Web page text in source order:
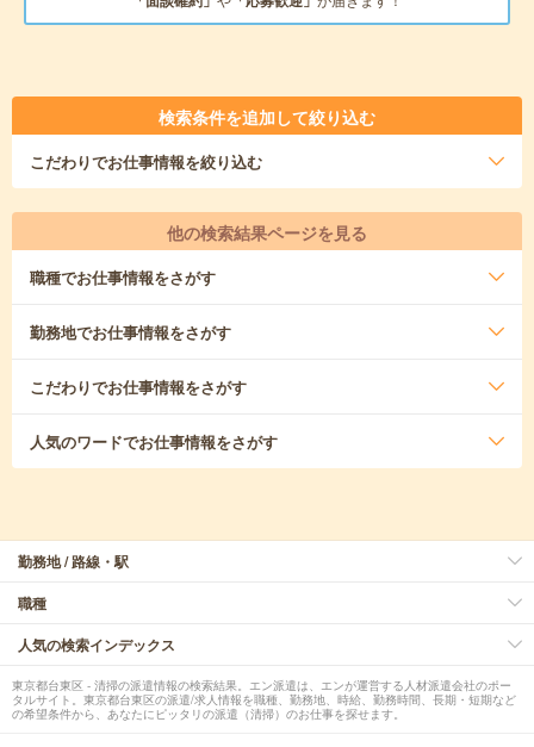
検索条件を追加して絞り込む
こだわりでお仕事情報を絞り込む
他の検索結果ページを見る
職種でお仕事情報をさがす
勤務地でお仕事情報をさがす
こだわりでお仕事情報をさがす
人気のワードでお仕事情報をさがす
勤務地 / 路線・駅
職種
人気の検索インデックス
東京都台東区 - 清掃の派遣情報の検索結果。エン派遣は、エンが運営する人材派遣会社のポー
タルサイト。東京都台東区の派遣/求人情報を職種、勤務地、時給、勤務時間、長期・短期など
の希望条件から、あなたにピッタリの派遣（清掃）のお仕事を探せます。